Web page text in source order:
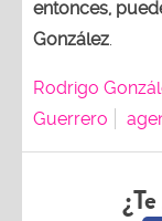
entonces,
González
Rodrigo
Guerrero